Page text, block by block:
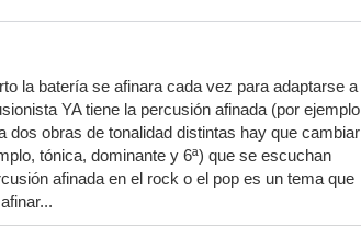
la batería se afinara cada vez para adaptarse a
YA tiene la percusión afinada (por ejemplo
dos obras de tonalidad distintas hay que cambiar
tónica, dominante y 6ª) que se escuchan
afinada en el rock o el pop es un tema que